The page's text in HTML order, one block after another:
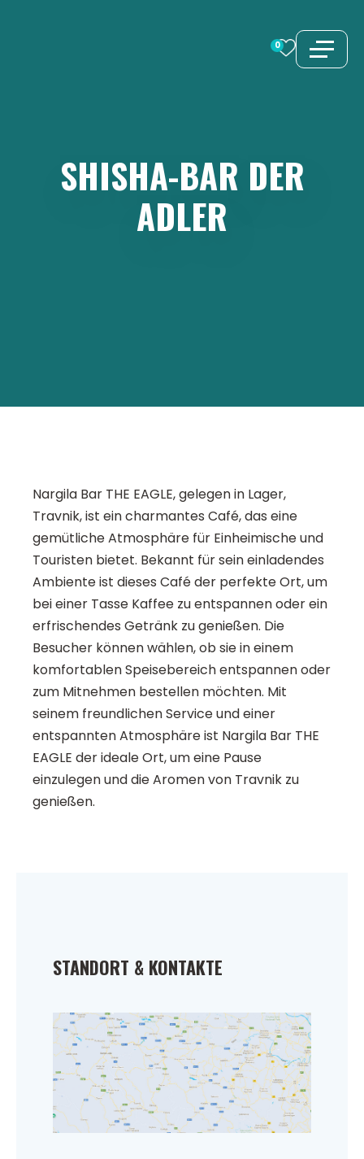
0
SHISHA-BAR DER
ADLER
Nargila Bar THE EAGLE, gelegen in Lager,
Travnik, ist ein charmantes Café, das eine
gemütliche Atmosphäre für Einheimische und
Touristen bietet. Bekannt für sein einladendes
Ambiente ist dieses Café der perfekte Ort, um
bei einer Tasse Kaffee zu entspannen oder ein
erfrischendes Getränk zu genießen. Die
Besucher können wählen, ob sie in einem
komfortablen Speisebereich entspannen oder
zum Mitnehmen bestellen möchten. Mit
seinem freundlichen Service und einer
entspannten Atmosphäre ist Nargila Bar THE
EAGLE der ideale Ort, um eine Pause
einzulegen und die Aromen von Travnik zu
genießen.
STANDORT & KONTAKTE